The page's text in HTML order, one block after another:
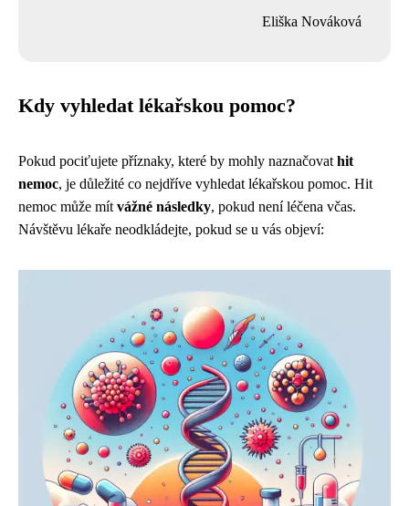
Eliška Nováková
Kdy vyhledat lékařskou pomoc?
Pokud pociťujete příznaky, které by mohly naznačovat hit
nemoc, je důležité co nejdříve vyhledat lékařskou pomoc. Hit
nemoc může mít vážné následky, pokud není léčena včas.
Návštěvu lékaře neodkládejte, pokud se u vás objeví: